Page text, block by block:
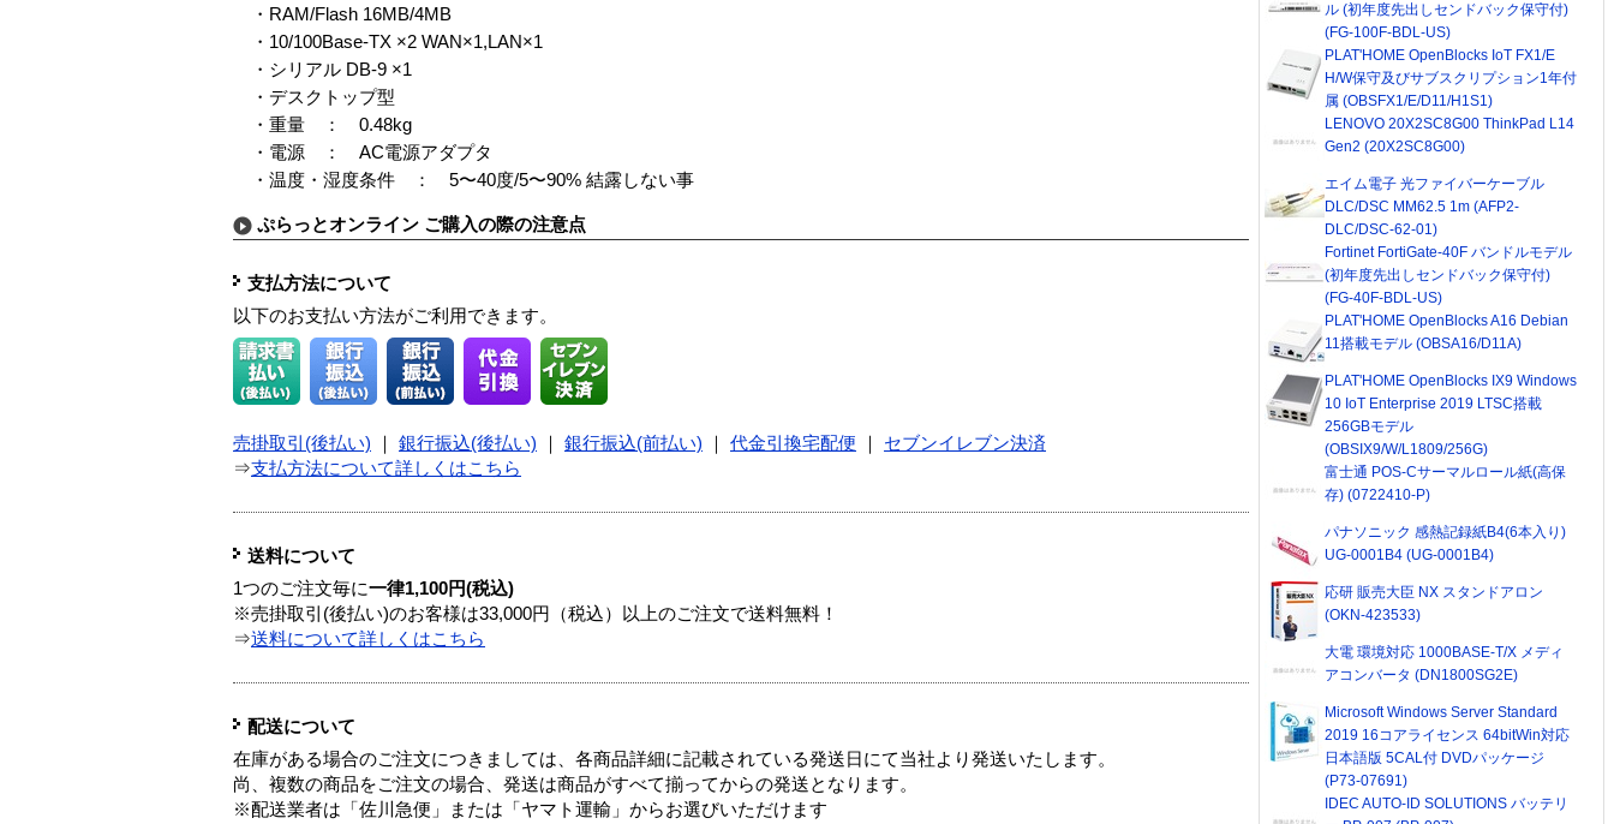
・RAM/Flash 16MB/4MB
・10/100Base-TX ×2 WAN×1,LAN×1
・シリアル DB-9 ×1
・デスクトップ型
・重量 ： 0.48kg
・電源 ： AC電源アダプタ
・温度・湿度条件 ： 5〜40度/5〜90% 結露しない事
ぷらっとオンライン ご購入の際の注意点
支払方法について
以下のお支払い方法がご利用できます。
売掛取引(後払い) 銀行振込(後払い) 銀行振込(前払い) 代金引換宅配便
セブンイレブン決済
⇒支払方法について詳しくはこちら
送料について
1つのご注文毎に一律1,100円(税込)
※売掛取引(後払い)のお客様は33,000円（税込）以上のご注文で送料無料！
⇒送料について詳しくはこちら
配送について
在庫がある場合のご注文につきましては、各商品詳細に記載されている発送日にて当社より発送いたします。
尚、複数の商品をご注文の場合、発送は商品がすべて揃ってからの発送となります。
※配送業者は「佐川急便」または「ヤマト運輸」からお選びいただけます
ル (初年度先出しセンドバック保守付)
(FG-100F-BDL-US)
PLAT'HOME OpenBlocks IoT FX1/E
H/W保守及びサブスクリプション1年付
属 (OBSFX1/E/D11/H1S1)
LENOVO 20X2SC8G00 ThinkPad L14
Gen2 (20X2SC8G00)
エイム電子 光ファイバーケーブル
DLC/DSC MM62.5 1m (AFP2-
DLC/DSC-62-01)
Fortinet FortiGate-40F バンドルモデル
(初年度先出しセンドバック保守付)
(FG-40F-BDL-US)
PLAT'HOME OpenBlocks A16 Debian
11搭載モデル (OBSA16/D11A)
PLAT'HOME OpenBlocks IX9 Windows
10 IoT Enterprise 2019 LTSC搭載
256GBモデル
(OBSIX9/W/L1809/256G)
富士通 POS-Cサーマルロール紙(高保
存) (0722410-P)
パナソニック 感熱記録紙B4(6本入り)
UG-0001B4 (UG-0001B4)
応研 販売大臣 NX スタンドアロン
(OKN-423533)
大電 環境対応 1000BASE-T/X メディ
アコンバータ (DN1800SG2E)
Microsoft Windows Server Standard
2019 16コアライセンス 64bitWin対応
日本語版 5CAL付 DVDパッケージ
(P73-07691)
IDEC AUTO-ID SOLUTIONS バッテリ